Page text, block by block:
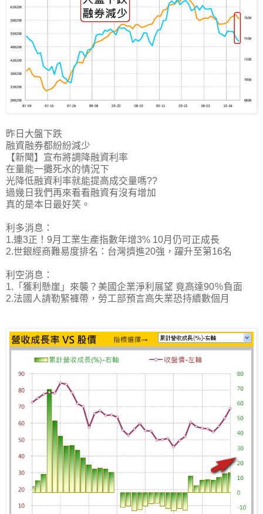
昨日大盤下跌
融資融券都紛紛減少
【新聞】宣布將調降融資利率
在量能一攤死水的情況下
光降低融資利率就能提高成交量嗎??
過幾日我們再來看看融資有沒有增加
真的是本日最好笑。
利多消息：
1.連3正！9月工業生產指數年增3% 10月仍可正成長
2.世銀經商難易度排名：台灣擠進20強，躍升至第16名
利空消息：
1.「獲利懸崖」來襲？美國企業淨利展望 竟高達90％負面
2.法國人請勒緊褲帶，勞工部預言高失業恐持續數個月